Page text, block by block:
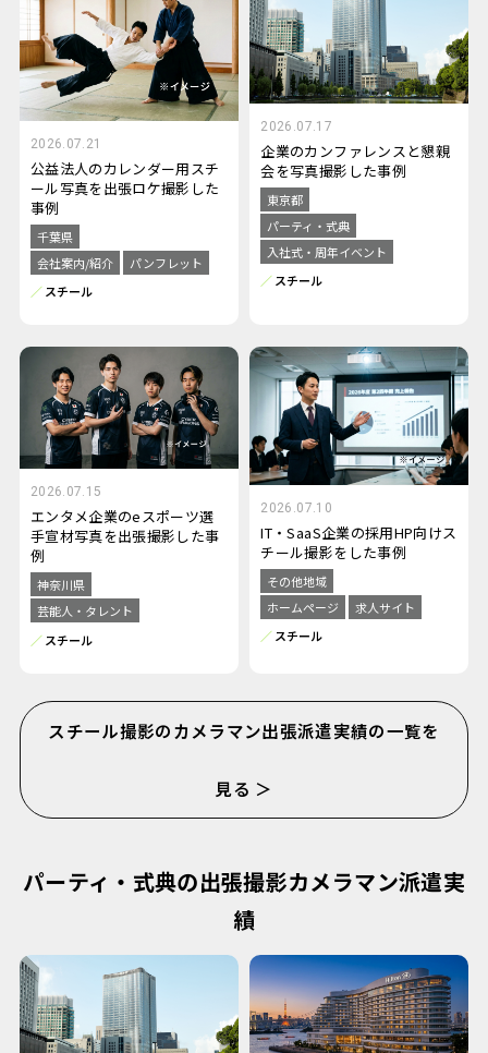
2026.07.21
公益法人のカレンダー用スチ
ール写真を出張ロケ撮影した
事例
千葉県
会社案内/紹介
パンフレット
スチール
2026.07.17
企業のカンファレンスと懇親
会を写真撮影した事例
東京都
パーティ・式典
入社式・周年イベント
スチール
2026.07.15
エンタメ企業のeスポーツ選
手宣材写真を出張撮影した事
例
神奈川県
芸能人・タレント
スチール
2026.07.10
IT・SaaS企業の採用HP向けス
チール撮影をした事例
その他地域
ホームページ
求人サイト
スチール
スチール撮影のカメラマン出張派遣実績の一覧を
見る ＞
パーティ・式典の出張撮影カメラマン派遣実
績